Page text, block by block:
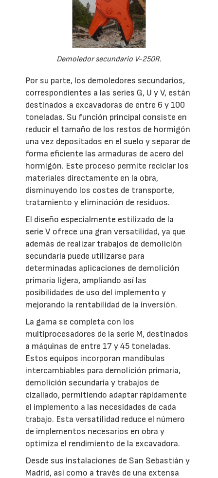
Demoledor secundario V-250R.
Por su parte, los demoledores secundarios,
correspondientes a las series G, U y V, están
destinados a excavadoras de entre 6 y 100
toneladas. Su función principal consiste en
reducir el tamaño de los restos de hormigón
una vez depositados en el suelo y separar de
forma eficiente las armaduras de acero del
hormigón. Este proceso permite reciclar los
materiales directamente en la obra,
disminuyendo los costes de transporte,
tratamiento y eliminación de residuos.
El diseño especialmente estilizado de la
serie V ofrece una gran versatilidad, ya que
además de realizar trabajos de demolición
secundaria puede utilizarse para
determinadas aplicaciones de demolición
primaria ligera, ampliando así las
posibilidades de uso del implemento y
mejorando la rentabilidad de la inversión.
La gama se completa con los
multiprocesadores de la serie M, destinados
a máquinas de entre 17 y 45 toneladas.
Estos equipos incorporan mandíbulas
intercambiables para demolición primaria,
demolición secundaria y trabajos de
cizallado, permitiendo adaptar rápidamente
el implemento a las necesidades de cada
trabajo. Esta versatilidad reduce el número
de implementos necesarios en obra y
optimiza el rendimiento de la excavadora.
Desde sus instalaciones de San Sebastián y
Madrid, así como a través de una extensa